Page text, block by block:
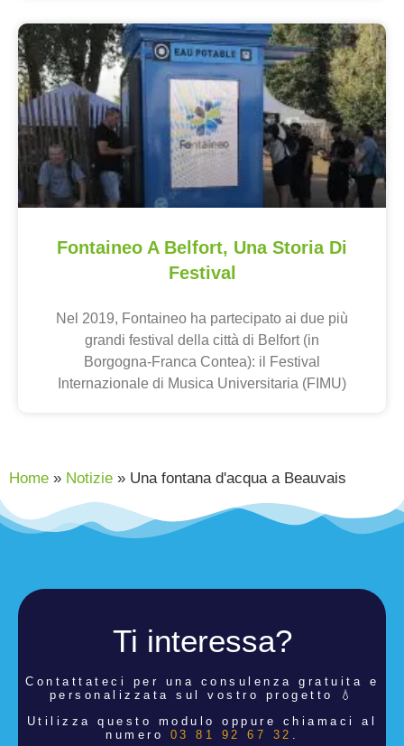
Fontaineo A Belfort, Una Storia Di
Festival
Nel 2019, Fontaineo ha partecipato ai due più
grandi festival della città di Belfort (in
Borgogna-Franca Contea): il Festival
Internazionale di Musica Universitaria (FIMU)
Home » Notizie » Una fontana d'acqua a Beauvais
Ti interessa?
Contattateci per una consulenza gratuita e
personalizzata sul vostro progetto 💧
Utilizza questo modulo oppure chiamaci al
numero 03 81 92 67 32 .